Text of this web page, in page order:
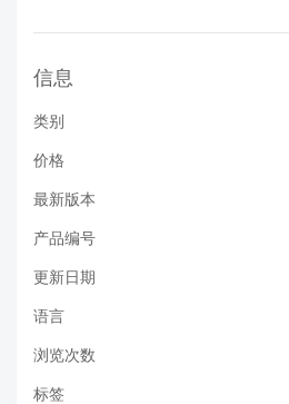
信息
类别
价格
最新版本
产品编号
更新日期
语言
浏览次数
标签